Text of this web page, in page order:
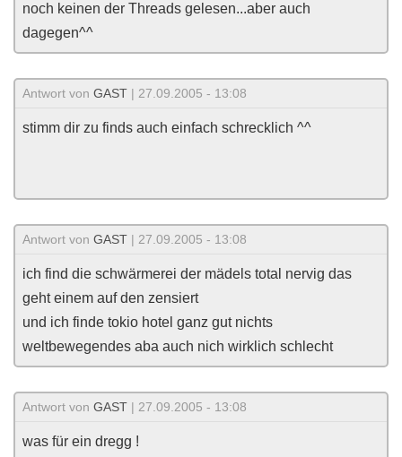
noch keinen der Threads gelesen...aber auch
dagegen^^
Antwort von GAST | 27.09.2005 - 13:08
stimm dir zu finds auch einfach schrecklich ^^
Antwort von GAST | 27.09.2005 - 13:08
ich find die schwärmerei der mädels total nervig das
geht einem auf den zensiert
und ich finde tokio hotel ganz gut nichts
weltbewegendes aba auch nich wirklich schlecht
Antwort von GAST | 27.09.2005 - 13:08
was für ein dregg !